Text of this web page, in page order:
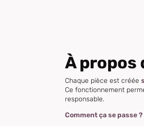
À propos
Chaque pièce est créée
Ce fonctionnement
responsable.
Comment ça se passe ?